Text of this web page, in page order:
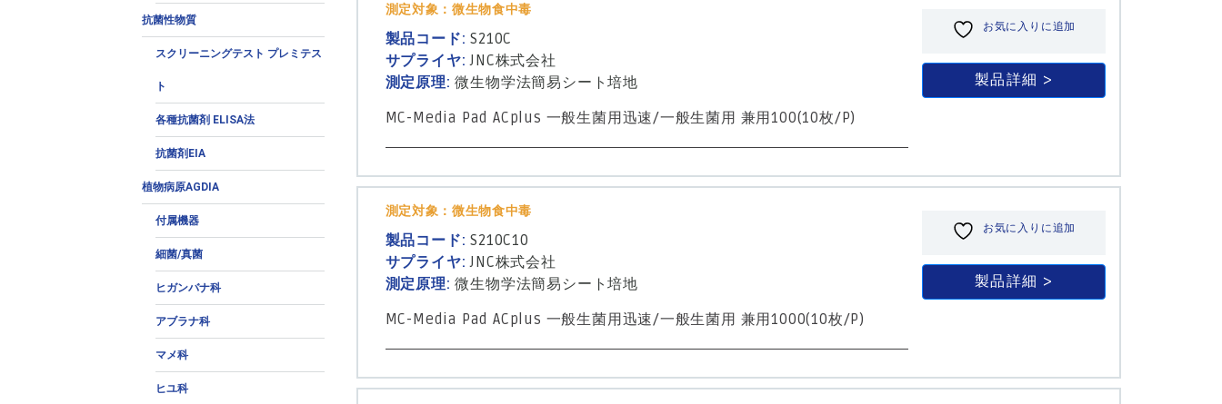
抗菌性物質
スクリーニングテスト プレミテス
ト
各種抗菌剤 ELISA法
抗菌剤EIA
植物病原AGDIA
付属機器
細菌/真菌
ヒガンバナ科
アブラナ科
マメ科
ヒユ科
測定対象：微生物食中毒
製品コード:S210C
サプライヤ:JNC株式会社
測定原理:微生物学法簡易シート培地
MC-Media Pad ACplus 一般生菌用迅速/一般生菌用 兼用100(10枚/P)
お気に入りに追加
製品詳細
測定対象：微生物食中毒
製品コード:S210C10
サプライヤ:JNC株式会社
測定原理:微生物学法簡易シート培地
MC-Media Pad ACplus 一般生菌用迅速/一般生菌用 兼用1000(10枚/P)
お気に入りに追加
製品詳細